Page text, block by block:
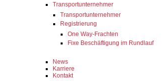
Transportunternehmer
Transportunternehmer
Registrierung
One Way-Frachten
Fixe Beschäftigung im Rundlauf
News
Karriere
Kontakt